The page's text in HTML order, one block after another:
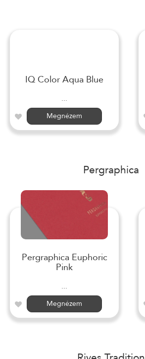
IQ Color Aqua Blue
...
Megnézem
Pergraphica
Pergraphica Euphoric
Pink
...
Megnézem